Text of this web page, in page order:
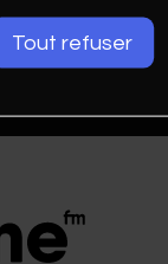
Tout refuser